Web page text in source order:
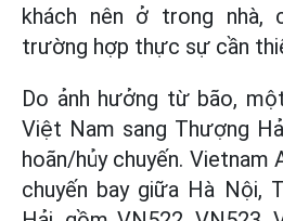
khách nên ở trong nhà,
trường hợp thực sự cần
Do ảnh hưởng từ bão,
Việt Nam sang Thượng
hoãn/hủy chuyến. Vietnam
chuyến bay giữa Hà Nội,